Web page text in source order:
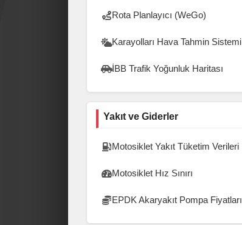
Rota Planlayıcı (WeGo)
Karayolları Hava Tahmin Sistemi
İBB Trafik Yoğunluk Haritası
Yakıt ve Giderler
Motosiklet Yakıt Tüketim Verileri
Motosiklet Hız Sınırı
EPDK Akaryakıt Pompa Fiyatları